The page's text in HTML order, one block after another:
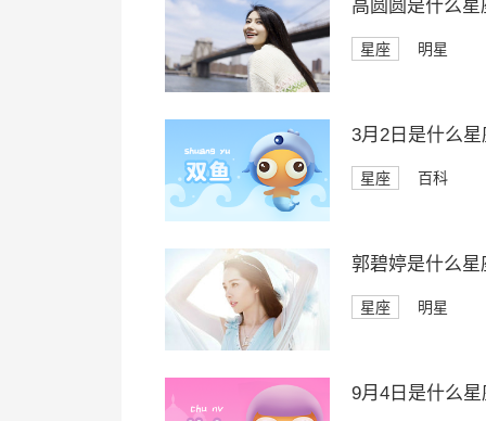
高圆圆是什么星
星座 明星
3月2日是什么星
星座 百科
郭碧婷是什么星
星座 明星
9月4日是什么星